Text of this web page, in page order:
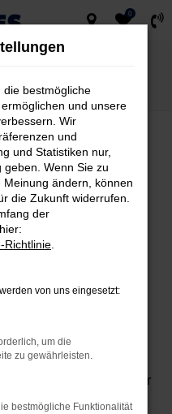
0
FÜR EINEN
IN CHAM
Autokauf? Dann
Neuwagen und
für Cham und
Modell überzeugt
bei einem Ford Ranger
nach Lust und
die bestmögliche
und unsere
Wir
und
und Statistiken nur,
geben. Wenn Sie zu
ändern, können
die Zukunft widerrufen.
der
Richtlinie
von uns eingesetzt:
um die
zu gewährleisten.
bestmögliche Funktionalität